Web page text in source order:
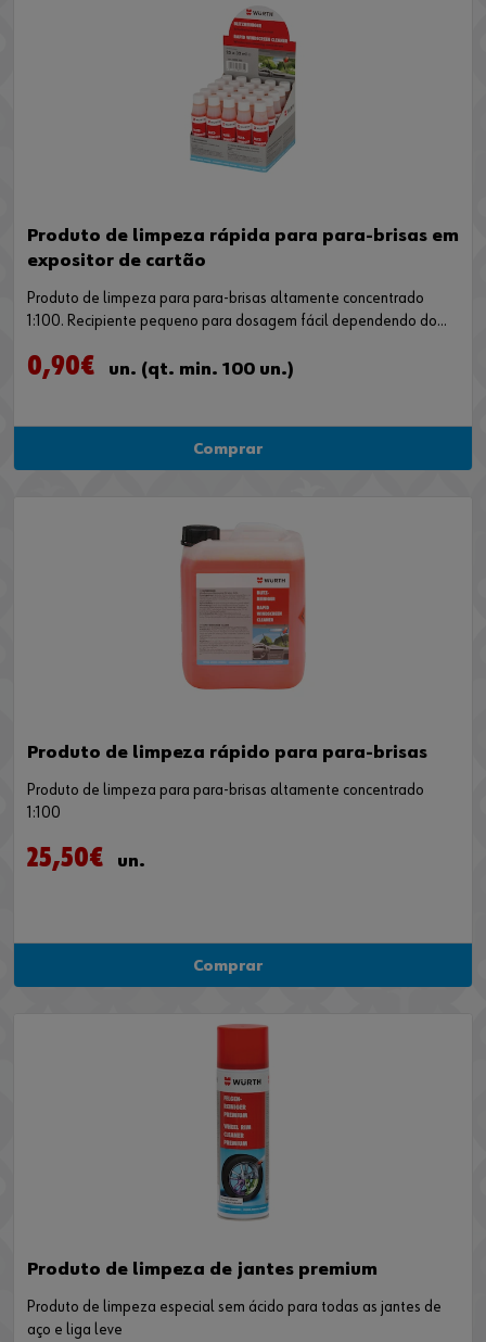
Produto de limpeza rápida para para-brisas em
expositor de cartão
Produto de limpeza para para-brisas altamente concentrado
1:100. Recipiente pequeno para dosagem fácil dependendo do
0,90€ un. (qt. min. 100 un.)
Comprar
Produto de limpeza rápido para para-brisas
Produto de limpeza para para-brisas altamente concentrado
1:100
25,50€ un.
Comprar
Produto de limpeza de jantes premium
Produto de limpeza especial sem ácido para todas as jantes de
aço e liga leve